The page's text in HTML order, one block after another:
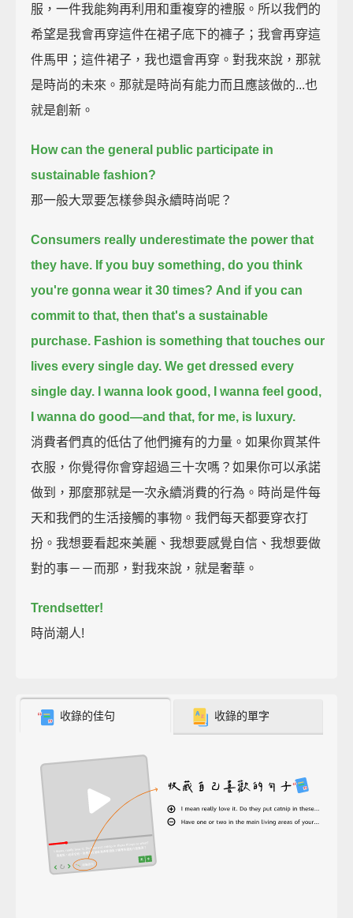
服，一件我能夠再利用和重複穿的禮服。所以我們的
希望是我會再穿這件在裙子底下的褲子；我會再穿這
件馬甲；這件裙子，我也還會再穿。對我來說，那就
是時尚的未來。那就是時尚有能力而且應該做的...也
就是創新。
How can the general public participate in
sustainable fashion?
那一般大眾要怎樣參與永續時尚呢？
Consumers really underestimate the power that
they have. If you buy something, do you think
you're gonna wear it 30 times? And if you can
commit to that, then that's a sustainable
purchase. Fashion is something that touches our
lives every single day. We get dressed every
single day.
I wanna look good, I wanna feel good,
I wanna do good—and that, for me, is luxury.
消費者們真的低估了他們擁有的力量。如果你買某件
衣服，你覺得你會穿超過三十次嗎？如果你可以承諾
做到，那麼那就是一次永續消費的行為。時尚是件每
天和我們的生活接觸的事物。我們每天都要穿衣打
扮。我想要看起來美麗、我想要感覺自信、我想要做
對的事－－而那，對我來說，就是奢華。
Trendsetter!
時尚潮人!
收錄的佳句 收錄的單字